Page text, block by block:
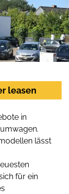
leasen
in
lässt
für ein